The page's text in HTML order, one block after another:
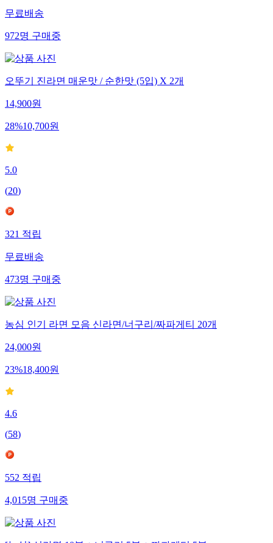
무료배송
972명구매중
오뚜기 진라면 매운맛 / 순한맛 (5입) X 2개
14,900원
28%10,700원
5.0
(20)
321적립
무료배송
473명구매중
농심 인기 라면 모음 신라면/너구리/짜파게티 20개
24,000원
23%18,400원
4.6
(58)
552적립
4,015명구매중